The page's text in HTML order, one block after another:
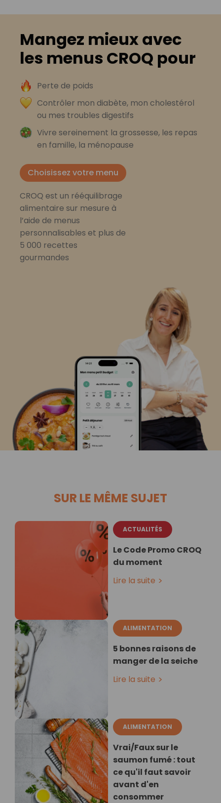
Mangez mieux avec
les menus CROQ pour
Perte de poids
Contrôler mon diabète, mon cholestérol
ou mes troubles digestifs
Vivre sereinement la grossesse, les repas
en famille, la ménopause
Choisissez votre menu
CROQ est un rééquilibrage
alimentaire sur mesure à
l’aide de menus
personnalisables et plus de
5 000 recettes
gourmandes
SUR LE MÊME SUJET
ACTUALITÉS
Le Code Promo CROQ
du moment
Lire la suite
ALIMENTATION
5 bonnes raisons de
manger de la seiche
Lire la suite
ALIMENTATION
Vrai/Faux sur le
saumon fumé : tout
ce qu'il faut savoir
avant d'en
consommer